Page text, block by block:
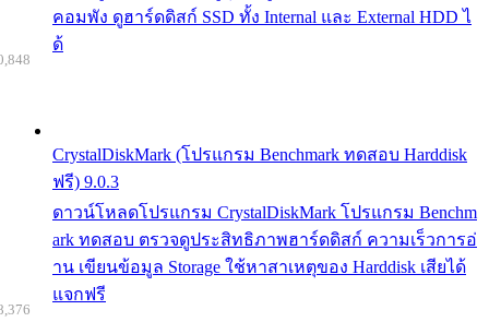
คอมพัง ดูฮาร์ดดิสก์ SSD ทั้ง Internal และ External HDD ไ
ด้
CrystalDiskMark (โปรแกรม Benchmark ทดสอบ Harddisk
ฟรี) 9.0.3
ดาวน์โหลดโปรแกรม CrystalDiskMark โปรแกรม Benchm
ark ทดสอบ ตรวจดูประสิทธิภาพฮาร์ดดิสก์ ความเร็วการอ่
าน เขียนข้อมูล Storage ใช้หาสาเหตุของ Harddisk เสียได้
แจกฟรี